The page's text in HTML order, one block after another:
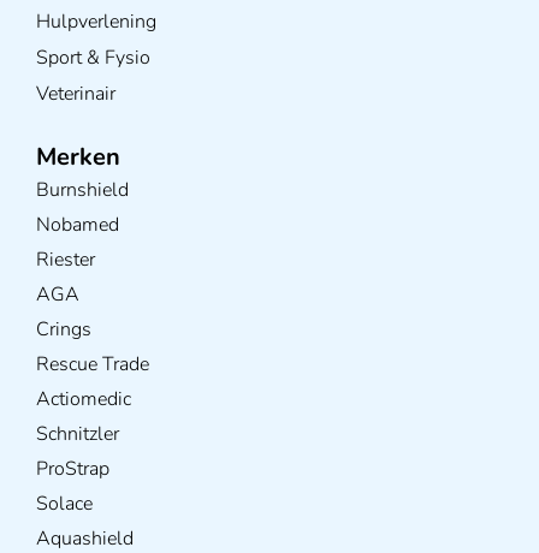
Hulpverlening
Sport & Fysio
Veterinair
Merken
Burnshield
Nobamed
Riester
AGA
Crings
Rescue Trade
Actiomedic
Schnitzler
ProStrap
Solace
Aquashield